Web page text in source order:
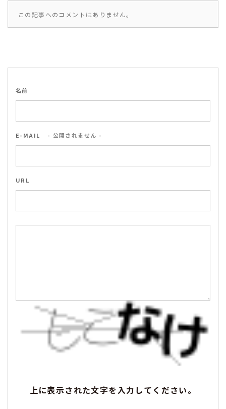
この記事へのコメントはありません。
名前
E-MAIL - 公開されません -
URL
上に表示された文字を入力してください。